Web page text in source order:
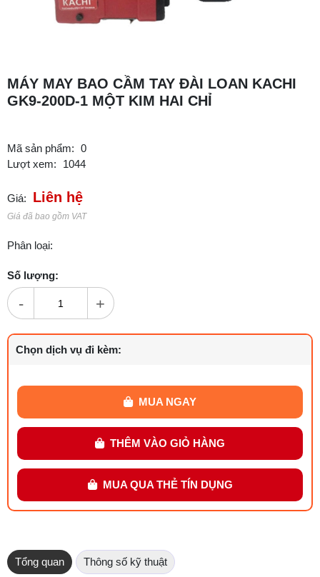
MÁY MAY BAO CẦM TAY ĐÀI LOAN KACHI
GK9-200D-1 MỘT KIM HAI CHỈ
Mã sản phẩm: 0
Lượt xem:
1044
Giá: Liên hệ
Giá đã bao gồm VAT
Phân loại:
Số lượng:
- +
Chọn dịch vụ đi kèm:
MUA NGAY
THÊM VÀO GIỎ HÀNG
MUA QUA THẺ TÍN DỤNG
Tổng quan Thông số kỹ thuật